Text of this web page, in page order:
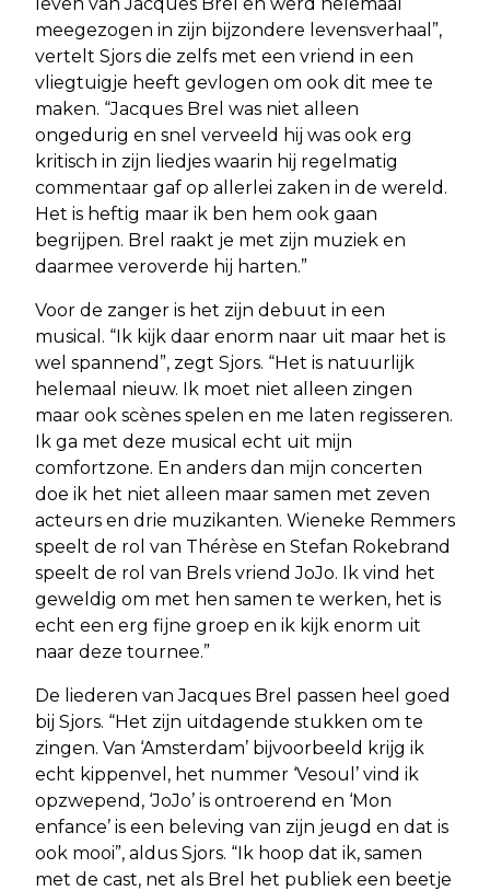
meegezogen in zijn bijzondere levensverhaal”,
vertelt Sjors die zelfs met een vriend in een
vliegtuigje heeft gevlogen om ook dit mee te
maken. “Jacques Brel was niet alleen
ongedurig en snel verveeld hij was ook erg
kritisch in zijn liedjes waarin hij regelmatig
commentaar gaf op allerlei zaken in de wereld.
Het is heftig maar ik ben hem ook gaan
begrijpen. Brel raakt je met zijn muziek en
daarmee veroverde hij harten.”
Voor de zanger is het zijn debuut in een
musical. “Ik kijk daar enorm naar uit maar het is
wel spannend”, zegt Sjors. “Het is natuurlijk
helemaal nieuw. Ik moet niet alleen zingen
maar ook scènes spelen en me laten regisseren.
Ik ga met deze musical echt uit mijn
comfortzone. En anders dan mijn concerten
doe ik het niet alleen maar samen met zeven
acteurs en drie muzikanten. Wieneke Remmers
speelt de rol van Thérèse en Stefan Rokebrand
speelt de rol van Brels vriend JoJo. Ik vind het
geweldig om met hen samen te werken, het is
echt een erg fijne groep en ik kijk enorm uit
naar deze tournee.”
De liederen van Jacques Brel passen heel goed
bij Sjors. “Het zijn uitdagende stukken om te
zingen. Van ‘Amsterdam’ bijvoorbeeld krijg ik
echt kippenvel, het nummer ‘Vesoul’ vind ik
opzwepend, ‘JoJo’ is ontroerend en ‘Mon
enfance’ is een beleving van zijn jeugd en dat is
ook mooi”, aldus Sjors. “Ik hoop dat ik, samen
met de cast, net als Brel het publiek een beetje